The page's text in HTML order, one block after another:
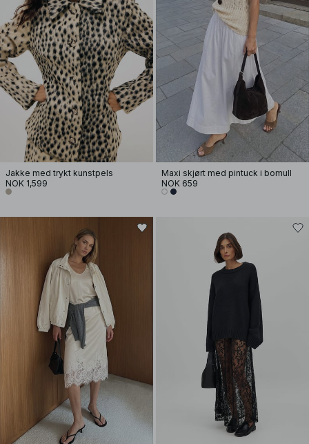
Jakke med trykt kunstpels
NOK 1,599
Maxi skjørt med pintuck i bomull
NOK 659